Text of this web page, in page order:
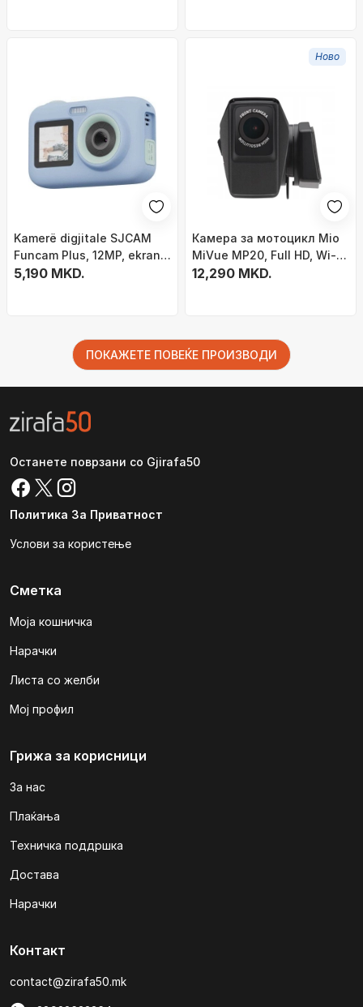
Kamerë digjitale SJCAM
Funcam Plus, 12MP, ekran
2.4", blu
5,190 MKD.
Ново
Камера за мотоцикл Mio
MiVue MP20, Full HD, Wi‑Fi,
црна
12,290 MKD.
ПОКАЖЕТЕ ПОВЕЌЕ ПРОИЗВОДИ
Останете поврзани со Gjirafa50
Политика За Приватност
Услови за користење
Сметка
Моја кошничка
Нарачки
Листа со желби
Мој профил
Грижа за корисници
За нас
Плаќања
Техничка поддршка
Достава
Нарачки
Контакт
contact@zirafa50.mk